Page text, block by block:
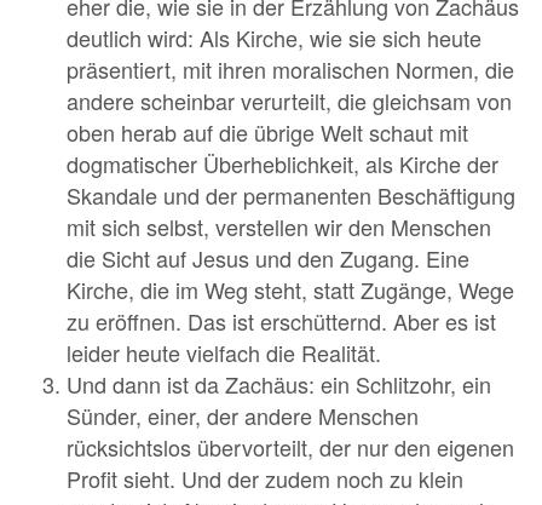
deutlich wird: Als Kirche, wie sie sich heute
präsentiert, mit ihren moralischen Normen, die
andere scheinbar verurteilt, die gleichsam von
oben herab auf die übrige Welt schaut mit
dogmatischer Überheblichkeit, als Kirche der
Skandale und der permanenten Beschäftigung
mit sich selbst, verstellen wir den Menschen
die Sicht auf Jesus und den Zugang. Eine
Kirche, die im Weg steht, statt Zugänge, Wege
zu eröffnen. Das ist erschütternd. Aber es ist
leider heute vielfach die Realität.
Und dann ist da Zachäus: ein Schlitzohr, ein
Sünder, einer, der andere Menschen
rücksichtslos übervorteilt, der nur den eigenen
Profit sieht. Und der zudem noch zu klein